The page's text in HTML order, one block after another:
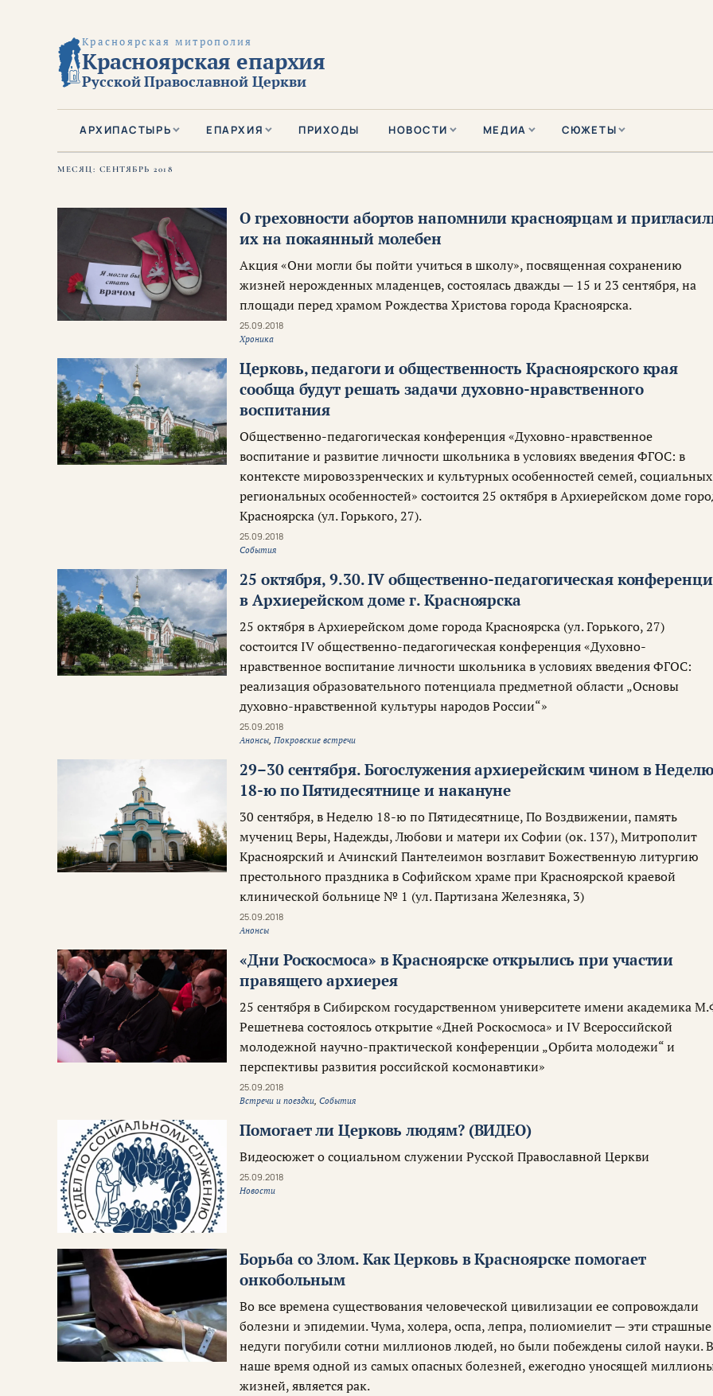
Красноярская митрополия
Красноярская епархия
Русской Православной Церкви
АРХИПАСТЫРЬ ЕПАРХИЯ ПРИХОДЫ НОВОСТИ МЕДИА СЮЖЕТЫ
МЕСЯЦ: СЕНТЯБРЬ 2018
О греховности абортов напомнили красноярцам и
их на покаянный молебен
Акция «Они могли бы пойти учиться в школу», посвященная сохранению
жизней нерожденных младенцев, состоялась дважды — 15 и 23 сентября, на
площади перед храмом Рождества Христова города Красноярска.
25.09.2018
Хроника
Церковь, педагоги и общественность Красноярского края
сообща будут решать задачи духовно-нравственного
воспитания
Общественно-педагогическая конференция «Духовно-нравственное
воспитание и развитие личности школьника в условиях введения ФГОС: в
контексте мировоззренческих и культурных особенностей семей, социальных
региональных особенностей» состоится 25 октября в Архиерейском доме
Красноярска (ул. Горького, 27).
25.09.2018
События
25 октября, 9.30. IV общественно-педагогическая
в Архиерейском доме г. Красноярска
25 октября в Архиерейском доме города Красноярска (ул. Горького, 27)
состоится IV общественно-педагогическая конференция «Духовно-
нравственное воспитание личности школьника в условиях введения ФГОС:
реализация образовательного потенциала предметной области „Основы
духовно-нравственной культуры народов России“»
25.09.2018
Анонсы,Покровские встречи
29–30 сентября. Богослужения архиерейским чином в Неделю
18-ю по Пятидесятнице и накануне
30 сентября, в Неделю 18-ю по Пятидесятнице, По Воздвижении, память
мучениц Веры, Надежды, Любови и матери их Софии (ок. 137), Митрополит
Красноярский и Ачинский Пантелеимон возглавит Божественную литургию
престольного праздника в Софийском храме при Красноярской краевой
клинической больнице № 1 (ул. Партизана Железняка, 3)
25.09.2018
Анонсы
«Дни Роскосмоса» в Красноярске открылись при участии
правящего архиерея
25 сентября в Сибирском государственном университете имени академика
Решетнева состоялось открытие «Дней Роскосмоса» и IV Всероссийской
молодежной научно-практической конференции „Орбита молодежи“ и
перспективы развития российской космонавтики»
25.09.2018
Встречи и поездки,События
Помогает ли Церковь людям? (ВИДЕО)
Видеосюжет о социальном служении Русской Православной Церкви
25.09.2018
Новости
Борьба со Злом. Как Церковь в Красноярске помогает
онкобольным
Во все времена существования человеческой цивилизации ее сопровождали
болезни и эпидемии. Чума, холера, оспа, лепра, полиомиелит — эти страшные
недуги погубили сотни миллионов людей, но были побеждены силой науки.
наше время одной из самых опасных болезней, ежегодно уносящей
жизней, является рак.